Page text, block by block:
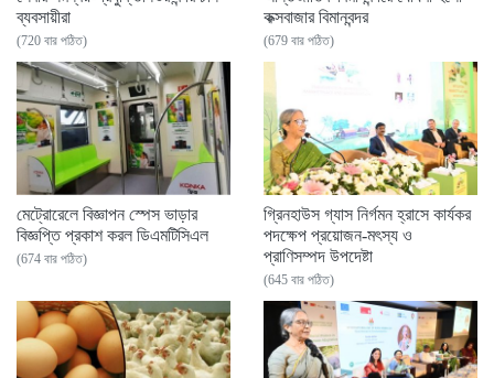
ব্যবসায়ীরা
(720 বার পঠিত)
কক্সবাজার বিমানবন্দর
(679 বার পঠিত)
মেট্রোরেলে বিজ্ঞাপন স্পেস ভাড়ার
বিজ্ঞপ্তি প্রকাশ করল ডিএমটিসিএল
(674 বার পঠিত)
গ্রিনহাউস গ্যাস নির্গমন হ্রাসে কার্যকর
পদক্ষেপ প্রয়োজন-মৎস্য ও
প্রাণিসম্পদ উপদেষ্টা
(645 বার পঠিত)